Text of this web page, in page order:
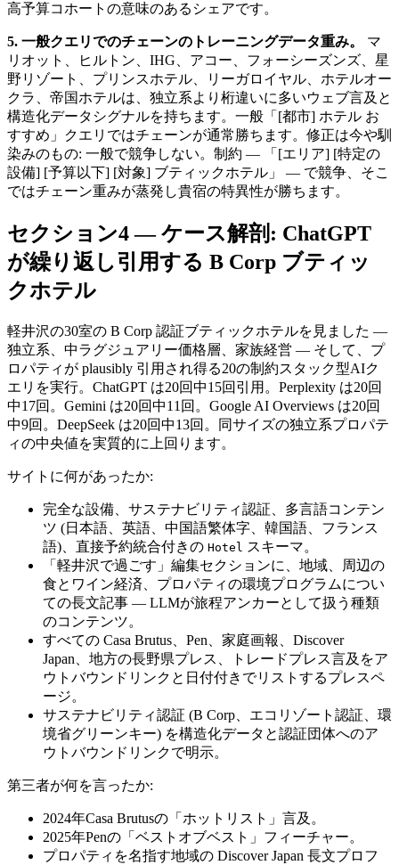
高予算コホートの意味のあるシェアです。
5. 一般クエリでのチェーンのトレーニングデータ重み。
マ
リオット、ヒルトン、IHG、アコー、フォーシーズンズ、星
野リゾート、プリンスホテル、リーガロイヤル、ホテルオー
クラ、帝国ホテルは、独立系より桁違いに多いウェブ言及と
構造化データシグナルを持ちます。一般「[都市] ホテル お
すすめ」クエリではチェーンが通常勝ちます。修正は今や馴
染みのもの: 一般で競争しない。制約 — 「[エリア] [特定の
設備] [予算以下] [対象] ブティックホテル」 — で競争、そこ
ではチェーン重みが蒸発し貴宿の特異性が勝ちます。
セクション4 — ケース解剖: ChatGPT
が繰り返し引用する B Corp ブティッ
クホテル
軽井沢の30室の B Corp 認証ブティックホテルを見ました —
独立系、中ラグジュアリー価格層、家族経営 — そして、プ
ロパティが plausibly 引用され得る20の制約スタック型AIク
エリを実行。ChatGPT は20回中15回引用。Perplexity は20回
中17回。Gemini は20回中11回。Google AI Overviews は20回
中9回。DeepSeek は20回中13回。同サイズの独立系プロパテ
ィの中央値を実質的に上回ります。
サイトに何があったか:
完全な設備、サステナビリティ認証、多言語コンテン
ツ (日本語、英語、中国語繁体字、韓国語、フランス
語)、直接予約統合付きの Hotel スキーマ。
「軽井沢で過ごす」編集セクションに、地域、周辺の
食とワイン経済、プロパティの環境プログラムについ
ての長文記事 — LLMが旅程アンカーとして扱う種類
のコンテンツ。
すべての Casa Brutus、Pen、家庭画報、Discover
Japan、地方の長野県プレス、トレードプレス言及をア
ウトバウンドリンクと日付付きでリストするプレスペ
ージ。
サステナビリティ認証 (B Corp、エコリゾート認証、環
境省グリーンキー) を構造化データと認証団体へのア
ウトバウンドリンクで明示。
第三者が何を言ったか:
2024年Casa Brutusの「ホットリスト」言及。
2025年Penの「ベストオブベスト」フィーチャー。
プロパティを名指す地域の Discover Japan 長文プロフ